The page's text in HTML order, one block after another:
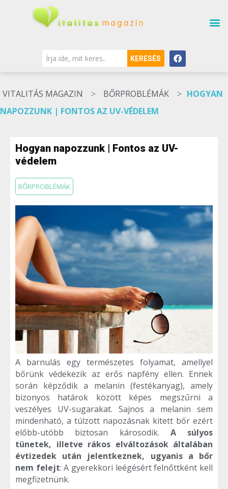
KERESÉS
VITALITÁS MAGAZIN > BŐRPROBLÉMÁK > HOGYAN
NAPOZZUNK | FONTOS AZ UV-VÉDELEM
Hogyan napozzunk | Fontos az UV-
védelem
BŐRPROBLÉMÁK
A barnulás egy természetes folyamat, amellyel
bőrünk védekezik az erős napfény ellen. Ennek
során képződik a melanin (festékanyag), amely
bizonyos határok között képes megszűrni a
veszélyes UV-sugarakat. Sajnos a melanin sem
mindenható, a túlzott napozásnak kitett bőr ezért
előbb-utóbb biztosan károsodik. A súlyos
tünetek, illetve rákos elváltozások általában
évtizedek után jelentkeznek, ugyanis a bőr
nem felejt: A gyerekkori leégésért felnőttként kell
megfizetnünk.